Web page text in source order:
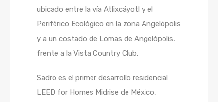
ubicado entre la vía Atlixcáyotl y el
Periférico Ecológico en la zona Angelópolis
y a un costado de Lomas de Angelópolis,
frente a la Vista Country Club.
Sadro es el primer desarrollo residencial
LEED for Homes Midrise de México,